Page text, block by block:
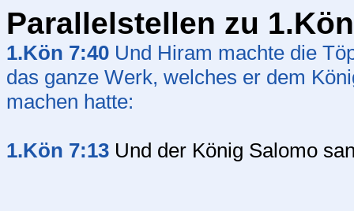
Parallelstellen zu
1.Kön 7:40 Und Hiram machte die
das ganze Werk, welches er dem
machen hatte:
1.Kön 7:13 Und der König Salomo